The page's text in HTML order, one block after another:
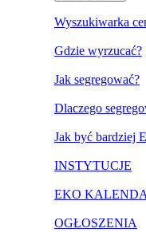
Wyszukiwarka
Gdzie wyrzucać?
Jak segregować?
Dlaczego
Jak być bardziej
INSTYTUCJE
EKO
OGŁOSZENIA